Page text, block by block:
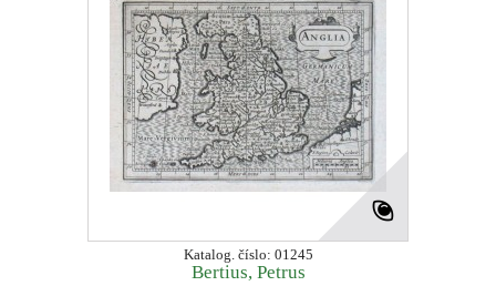
Katalog. číslo: 01245
Bertius, Petrus